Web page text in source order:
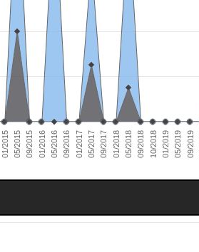
01/2015 05/2015 09/2015 01/2016 05/2016 09/2016 01/2017 05/2017 09/2017 01/2018 05/2018 09/2018 10/2018 01/2019 05/2019 09/2019